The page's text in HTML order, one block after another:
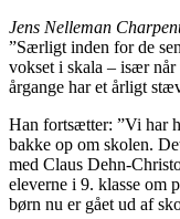
Jens Nelleman
”Særligt inden for de
vokset i skala – især
årgange har et årligt
Han fortsætter: ”Vi har
bakke op om skolen.
med Claus Dehn-
eleverne i 9. klasse om
børn nu er gået ud af